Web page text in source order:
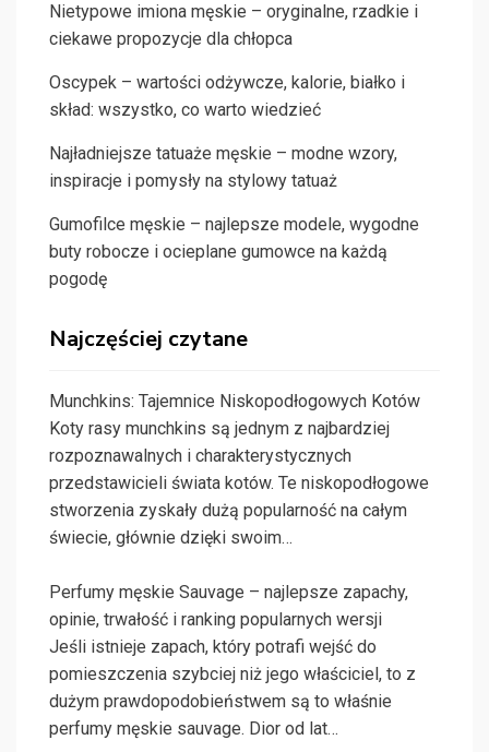
Nietypowe imiona męskie – oryginalne, rzadkie i
ciekawe propozycje dla chłopca
Oscypek – wartości odżywcze, kalorie, białko i
skład: wszystko, co warto wiedzieć
Najładniejsze tatuaże męskie – modne wzory,
inspiracje i pomysły na stylowy tatuaż
Gumofilce męskie – najlepsze modele, wygodne
buty robocze i ocieplane gumowce na każdą
pogodę
Najczęściej czytane
Munchkins: Tajemnice Niskopodłogowych Kotów
Koty rasy munchkins są jednym z najbardziej
rozpoznawalnych i charakterystycznych
przedstawicieli świata kotów. Te niskopodłogowe
stworzenia zyskały dużą popularność na całym
świecie, głównie dzięki swoim…
Perfumy męskie Sauvage – najlepsze zapachy,
opinie, trwałość i ranking popularnych wersji
Jeśli istnieje zapach, który potrafi wejść do
pomieszczenia szybciej niż jego właściciel, to z
dużym prawdopodobieństwem są to właśnie
perfumy męskie sauvage. Dior od lat…